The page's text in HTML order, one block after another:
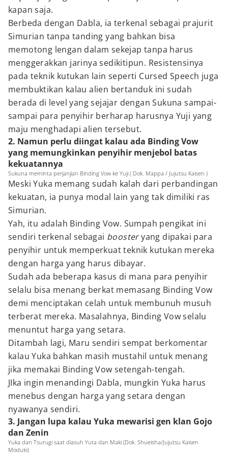
kapan saja.
Berbeda dengan Dabla, ia terkenal sebagai prajurit
Simurian tanpa tanding yang bahkan bisa
memotong lengan dalam sekejap tanpa harus
menggerakkan jarinya sedikitipun. Resistensinya
pada teknik kutukan lain seperti Cursed Speech juga
membuktikan kalau alien bertanduk ini sudah
berada di level yang sejajar dengan Sukuna sampai-
sampai para penyihir berharap harusnya Yuji yang
maju menghadapi alien tersebut.
2. Namun perlu diingat kalau ada Binding Vow
yang memungkinkan penyihir menjebol batas
kekuatannya
Sukuna meminta perjanjian Binding Vow ke Yuji ( Dok. Mappa / Jujutsu Kaisen )
Meski Yuka memang sudah kalah dari perbandingan
kekuatan, ia punya modal lain yang tak dimiliki ras
Simurian.
Yah, itu adalah Binding Vow. Sumpah pengikat ini
sendiri terkenal sebagai boosteryang dipakai para
penyihir untuk memperkuat teknik kutukan mereka
dengan harga yang harus dibayar.
Sudah ada beberapa kasus di mana para penyihir
selalu bisa menang berkat memasang Binding Vow
demi menciptakan celah untuk membunuh musuh
terberat mereka. Masalahnya, Binding Vow selalu
menuntut harga yang setara.
Ditambah lagi, Maru sendiri sempat berkomentar
kalau Yuka bahkan masih mustahil untuk menang
jika memakai Binding Vow setengah-tengah.
JIka ingin menandingi Dabla, mungkin Yuka harus
menebus dengan harga yang setara dengan
nyawanya sendiri.
3. Jangan lupa kalau Yuka mewarisi gen klan Gojo
dan Zenin
Yuka dan Tsurugi saat diasuh Yuta dan Maki (Dok. Shueisha/Jujutsu Kaisen
Modulo)